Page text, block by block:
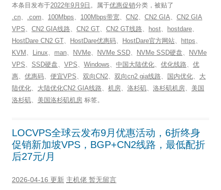
本条目发布于2022年9月9日 。属于优惠促销分类，被贴了
.cn、 .com、 100Mbps、 100Mbps带宽、 CN2、 CN2 GIA、 CN2 GIA
VPS、 CN2 GIA线路、 CN2 GT、 CN2 GT线路、 host、 hostdare、
HostDare CN2 GT、 HostDare优惠码、 HostDare官方网站、 https、
KVM 、 Linux、 man、 NVMe、 NVMe SSD、 NVMe SSD硬盘、
NVMe
VPS、 SSD硬盘、 VPS、 Windows、 中国大陆优化、 优化线路、 优
惠、 优惠码、 便宜VPS、 双向CN2、 双向cn2 gia线路、 国内优化、 大
陆优化、 大陆优化CN2 GIA线路、 机房、 洛杉矶、 洛杉矶机房、 美国
洛杉矶、 美国洛杉矶机房 标签。
LOCVPS全球云发布9月优惠活动，6折终身
促销新加坡VPS，BGP+CN2线路，最低配折
后27元/月
2026-04-16 更新 主机佬 暂无留言